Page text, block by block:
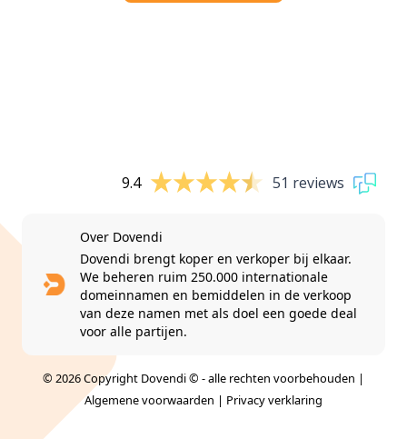
9.4 51 reviews
Over Dovendi
Dovendi brengt koper en verkoper bij elkaar.
We beheren ruim 250.000 internationale
domeinnamen en bemiddelen in de verkoop
van deze namen met als doel een goede deal
voor alle partijen.
© 2026 Copyright Dovendi © - alle rechten voorbehouden |
Algemene voorwaarden | Privacy verklaring